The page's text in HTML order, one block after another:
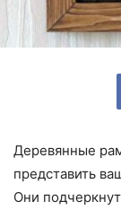
Деревянные
представить
Они